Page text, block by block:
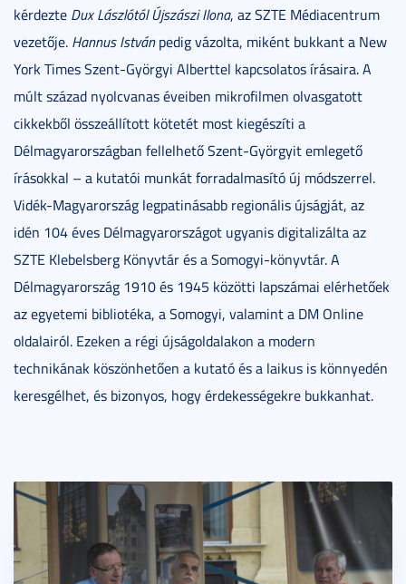
kérdezte Dux Lászlótól Újszászi Ilona, az SZTE Médiacentrum
vezetője. Hannus Istvánpedig vázolta, miként bukkant a New
York Times Szent-Györgyi Alberttel kapcsolatos írásaira. A
múlt század nyolcvanas éveiben mikrofilmen olvasgatott
cikkekből összeállított kötetét most kiegészíti a
Délmagyarországban fellelhető Szent-Györgyit emlegető
írásokkal – a kutatói munkát forradalmasító új módszerrel.
Vidék-Magyarország legpatinásabb regionális újságját, az
idén 104 éves Délmagyarországot ugyanis digitalizálta az
SZTE Klebelsberg Könyvtár és a Somogyi-könyvtár. A
Délmagyarország 1910 és 1945 közötti lapszámai elérhetőek
az egyetemi bibliotéka, a Somogyi, valamint a DM Online
oldalairól. Ezeken a régi újságoldalakon a modern
technikának köszönhetően a kutató és a laikus is könnyedén
keresgélhet, és bizonyos, hogy érdekességekre bukkanhat.